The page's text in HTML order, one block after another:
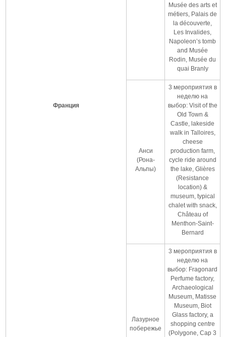
Франция
Musée des arts et
métiers, Palais de
la découverte,
Les Invalides,
Napoleon’s tomb
and Musée
Rodin, Musée du
quai Branly
Анси
(Рона-
Альпы)
3 мероприятия в
неделю на
выбор: Visit of the
Old Town &
Castle, lakeside
walk in Talloires,
cheese
production farm,
cycle ride around
the lake, Glières
(Resistance
location) &
museum, typical
chalet with snack,
Château of
Menthon-Saint-
Bernard
Лазурное
побережье
3 мероприятия в
неделю на
выбор: Fragonard
Perfume factory,
Archaeological
Museum, Matisse
Museum, Biot
Glass factory, a
shopping centre
(Polygone, Cap 3